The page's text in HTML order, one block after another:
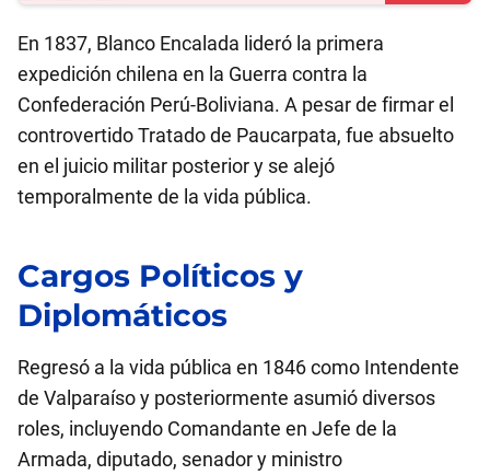
En 1837, Blanco Encalada lideró la primera
expedición chilena en la Guerra contra la
Confederación Perú-Boliviana. A pesar de firmar el
controvertido Tratado de Paucarpata, fue absuelto
en el juicio militar posterior y se alejó
temporalmente de la vida pública.
Cargos Políticos y
Diplomáticos
Regresó a la vida pública en 1846 como Intendente
de Valparaíso y posteriormente asumió diversos
roles, incluyendo Comandante en Jefe de la
Armada, diputado, senador y ministro